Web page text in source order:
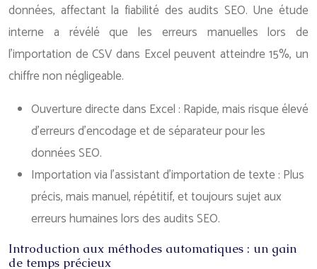
données, affectant la fiabilité des audits SEO. Une étude
interne a révélé que les erreurs manuelles lors de
l’importation de CSV dans Excel peuvent atteindre 15%, un
chiffre non négligeable.
Ouverture directe dans Excel : Rapide, mais risque élevé
d’erreurs d’encodage et de séparateur pour les
données SEO.
Importation via l’assistant d’importation de texte : Plus
précis, mais manuel, répétitif, et toujours sujet aux
erreurs humaines lors des audits SEO.
Introduction aux méthodes automatiques : un gain
de temps précieux